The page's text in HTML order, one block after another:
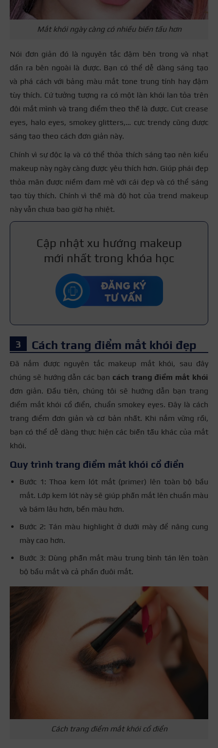
Mắt khói ngày càng có nhiều biến tấu hơn
Nói đơn giản đó là nguyên tắc đậm bên trong và nhạt
dần ra bên ngoài là được. Bạn có thể dễ dàng sáng tạo
và phá cách với bảng màu mắt tone trung tính hay đậm
tùy thích. Cứ tưởng tượng ra có một làn khói lan tỏa trên
đôi mắt mình và trang điểm theo thế là được. Cut crease
eyes, halo eyes, smokey glitters,… cực trendy cũng được
sáng tạo theo cách đơn giản này.
Chính vì sự độc lạ và có thể thỏa thích sáng tạo nên kiểu
makeup này ngày càng được yêu thích hơn. Giúp phái đẹp
thỏa mãn được niềm đam mê với cái đẹp và có thể sáng
tạo tùy thích. Chính vì thế mà độ hot của trend makeup
này vẫn chưa bao giờ hạ nhiệt.
Cập nhật xu hướng makeup
mới nhất trong khóa học
Cách trang điểm mắt khói đẹp
Đã nắm được nguyên tắc makeup mắt khói, sau đây
chúng sẽ hướng dẫn các bạn cách trang điểm mắt khói
đơn giản. Đầu tiên, chúng tôi sẽ hướng dẫn bạn trang
điểm mắt khói cổ điển, chuẩn smokey eyes. Đây là cách
trang điểm đơn giản và cơ bản nhất. Khi nắm vững rồi,
bạn có thể dễ dàng thực hiện các biến tấu khác của mắt
khói.
Quy trình trang điểm mắt khói cổ điển
Bước 1: Thoa kem lót mắt (primer) lên toàn bộ bầu
mắt. Lớp kem lót này sẽ giúp phấn mắt lên chuẩn màu
và bám lâu hơn, bền màu hơn.
Bước 2: Tán màu highlight ở dưới mày để nâng cung
mày cao hơn.
Bước 3: Dùng phấn mắt màu trung bình tán lên toàn
bộ bầu mắt và cả phần đuôi mắt.
Cách trang điểm mắt khói cổ điển